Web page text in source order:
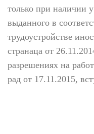
только при наличии
выданного в
трудоустройстве
странаца от
разрешениях на
рад от 17.11.2015,